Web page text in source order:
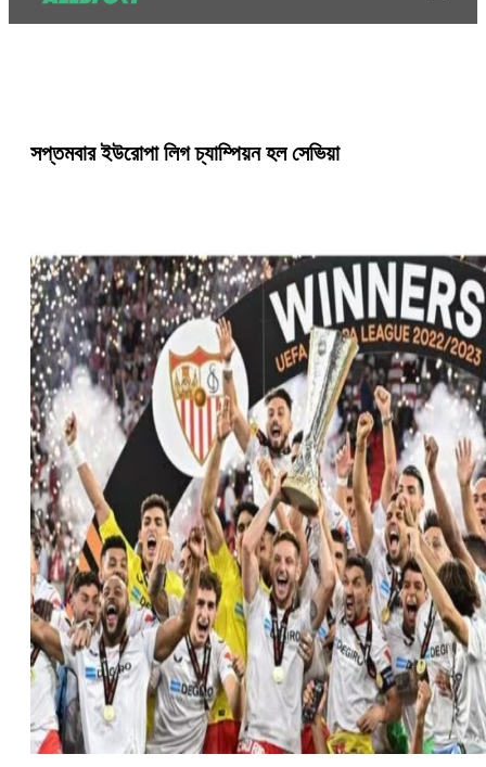
সপ্তমবার ইউরোপা লিগ চ্যাম্পিয়ন হল সেভিয়া